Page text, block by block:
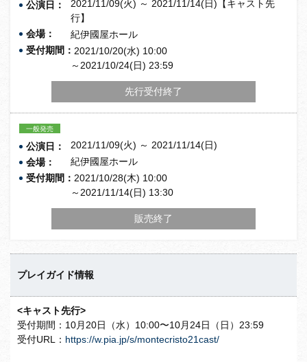
公演日：
2021/11/09(火) ～ 2021/11/14(日)【キャスト先
行】
会場：
紀伊國屋ホール
受付期間： 2021/10/20(水) 10:00
～2021/10/24(日) 23:59
先行受付終了
一般発売
公演日：
2021/11/09(火) ～ 2021/11/14(日)
会場：
紀伊國屋ホール
受付期間： 2021/10/28(木) 10:00
～2021/11/14(日) 13:30
販売終了
プレイガイド情報
<キャスト先行>
受付期間：10月20日（水）10:00〜10月24日（日）23:59
受付URL： https://w.pia.jp/s/montecristo21cast/